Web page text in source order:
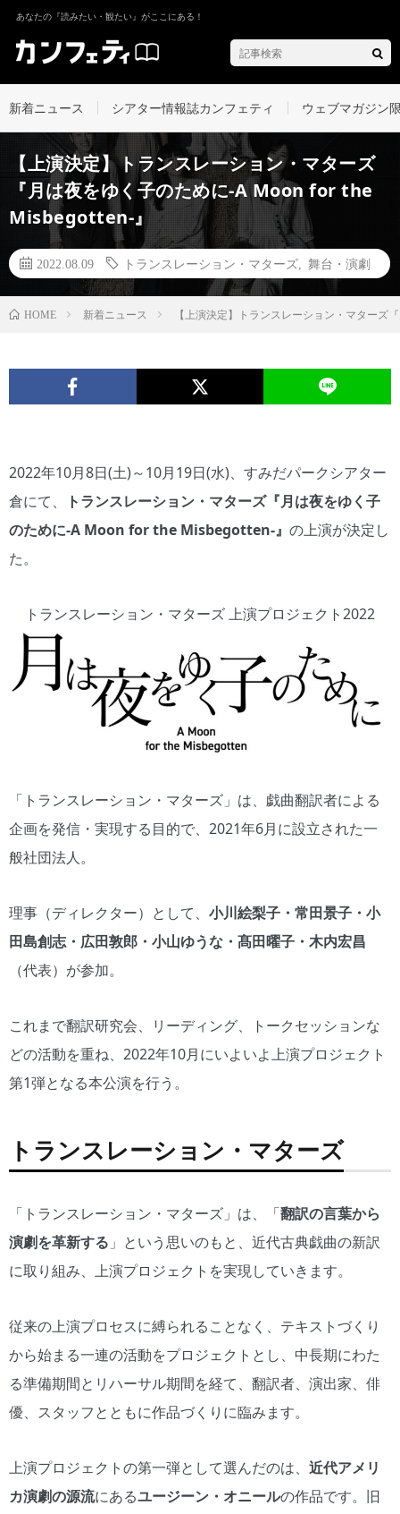
あなたの『読みたい・観たい』がここにある！
新着ニュース シアター情報誌カンフェティ ウェブマガジン
【上演決定】トランスレーション・マターズ
『月は夜をゆく子のために‐A Moon for the
Misbegotten‐』
2022.08.09 トランスレーション・マターズ 舞台・演劇
HOME 新着ニュース 【上演決定】トランスレーション・マター
2022年10月8日(土)～10月19日(水)、すみだパークシアター
倉にて、
トランスレーション・マターズ『月は夜をゆく子
のために‐A Moon for the Misbegotten‐』 の上演が決定し
た。
トランスレーション・マターズ 上演プロジェクト2022
「トランスレーション・マターズ」は、戯曲翻訳者による
企画を発信・実現する目的で、2021年6月に設立された一
般社団法人。
理事（ディレクター）として、 小川絵梨子・常田景子・小
田島創志・広田敦郎・小山ゆうな・髙田曜子・木内宏昌
（代表）が参加。
これまで翻訳研究会、リーディング、トークセッションな
どの活動を重ね、2022年10月にいよいよ上演プロジェクト
第1弾となる本公演を行う。
トランスレーション・マターズ
「トランスレーション・マターズ」は、「翻訳の言葉から
演劇を革新する 」という思いのもと、近代古典戯曲の新訳
に取り組み、上演プロジェクトを実現していきます。
従来の上演プロセスに縛られることなく、テキストづくり
から始まる一連の活動をプロジェクトとし、中長期にわた
る準備期間とリハーサル期間を経て、翻訳者、演出家、俳
優、スタッフとともに作品づくりに臨みます。
上演プロジェクトの第一弾として選んだのは、 近代アメリ
カ演劇の源流にあるユージーン・オニールの作品です。旧